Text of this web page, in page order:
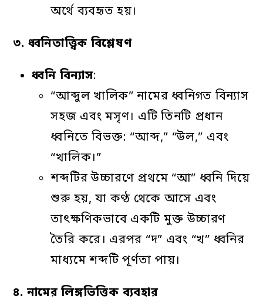
অর্থে ব্যবহৃত হয়।
৩. ধ্বনিতাত্ত্বিক বিশ্লেষণ
ধ্বনি বিন্যাস:
“আব্দুল খালিক” নামের ধ্বনিগত বিন্যাস
সহজ এবং মসৃণ। এটি তিনটি প্রধান
ধ্বনিতে বিভক্ত: “আব্দ,” “উল,” এবং
“খালিক।”
শব্দটির উচ্চারণে প্রথমে “আ” ধ্বনি দিয়ে
শুরু হয়, যা কণ্ঠ থেকে আসে এবং
তাৎক্ষণিকভাবে একটি মুক্ত উচ্চারণ
তৈরি করে। এরপর “দ” এবং “খ” ধ্বনির
মাধ্যমে শব্দটি পূর্ণতা পায়।
৪. নামের লিঙ্গভিত্তিক ব্যবহার